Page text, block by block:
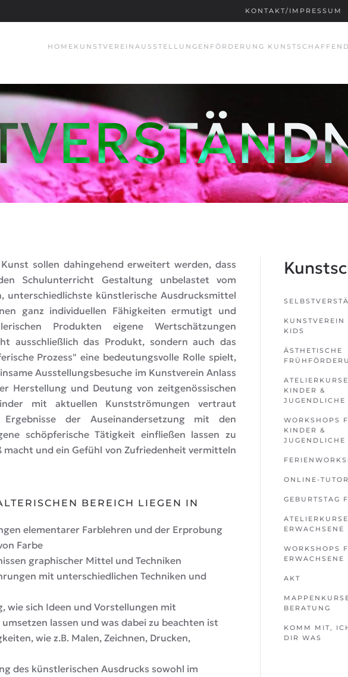
KONTAKT/IMPRESSUM
HOME KUNSTVEREIN AUSSTELLUNGEN FÖRDERUNG
sollen dahingehend erweitert werden, dass
Schulunterricht Gestaltung unbelastet vom
unterschiedlichste künstlerische Ausdrucksmittel
ganz individuellen Fähigkeiten ermutigt und
Produkten eigene Wertschätzungen
ausschließlich das Produkt, sondern auch das
Prozess" eine bedeutungsvolle Rolle spielt,
Ausstellungsbesuche im Kunstverein Anlass
Herstellung und Deutung von zeitgenössischen
mit aktuellen Kunstströmungen vertraut
der Auseinandersetzung mit den
schöpferische Tätigkeit einfließen lassen zu
macht und ein Gefühl von Zufriedenheit vermitteln
BEREICH LIEGEN IN
elementarer Farblehren und der Erprobung
Farbe
graphischer Mittel und Techniken
mit unterschiedlichen Techniken und
wie sich Ideen und Vorstellungen mit
lassen und was dabei zu beachten ist
wie z.B. Malen, Zeichnen, Drucken,
des künstlerischen Ausdrucks sowohl im
KUNSTVEREIN
KIDS
ÄSTHETISCHE
KINDER &
JUGENDLICHE
WORKSHOPS
KINDER &
JUGENDLICHE
ONLINE-
GEBURTSTAG
ERWACHSENE
WORKSHOPS
ERWACHSENE
AKT
BERATUNG
KOMM MIT,
DIR WAS